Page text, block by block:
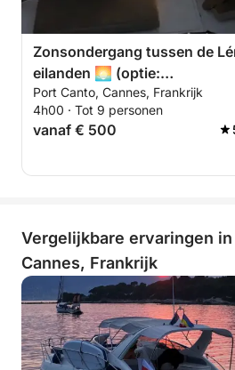
Zonsondergang tussen de
eilanden 🌅 (optie:
vuurwerkavonden 🎆)
Port Canto, Cannes, Frankrijk
4h00 · Tot 9 personen
vanaf € 500
Vergelijkbare ervaringen
Cannes, Frankrijk